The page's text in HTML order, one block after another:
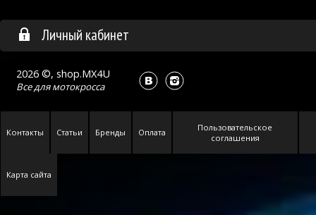
Личный кабинет
2026 ©, shop.MX4U
Все длямотокросса
Контакты Статьи Бренды Оплата
Пользовательское
соглашения
Карта сайта